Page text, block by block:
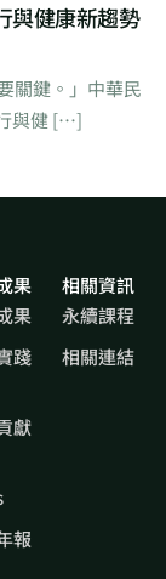
與健康新趨勢
關鍵。」中華民
與健 […]
果
果
踐
獻
報
相關資訊
永續課程
相關連結